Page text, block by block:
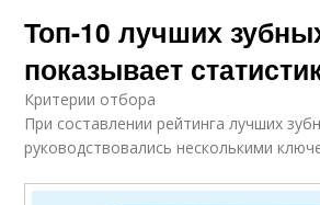
Топ-10 лучших
показывает
Критерии отбора
При составлении рейтинга лучших
руководствовались несколькими